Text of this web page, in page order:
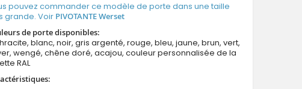
pouvez commander ce modèle de porte dans une taille
grande. Voir PIVOTANTE Werset
de porte disponibles:
blanc, noir, gris argenté, rouge, bleu, jaune, brun, vert,
wengé, chêne doré, acajou, couleur personnalisée de la
RAL